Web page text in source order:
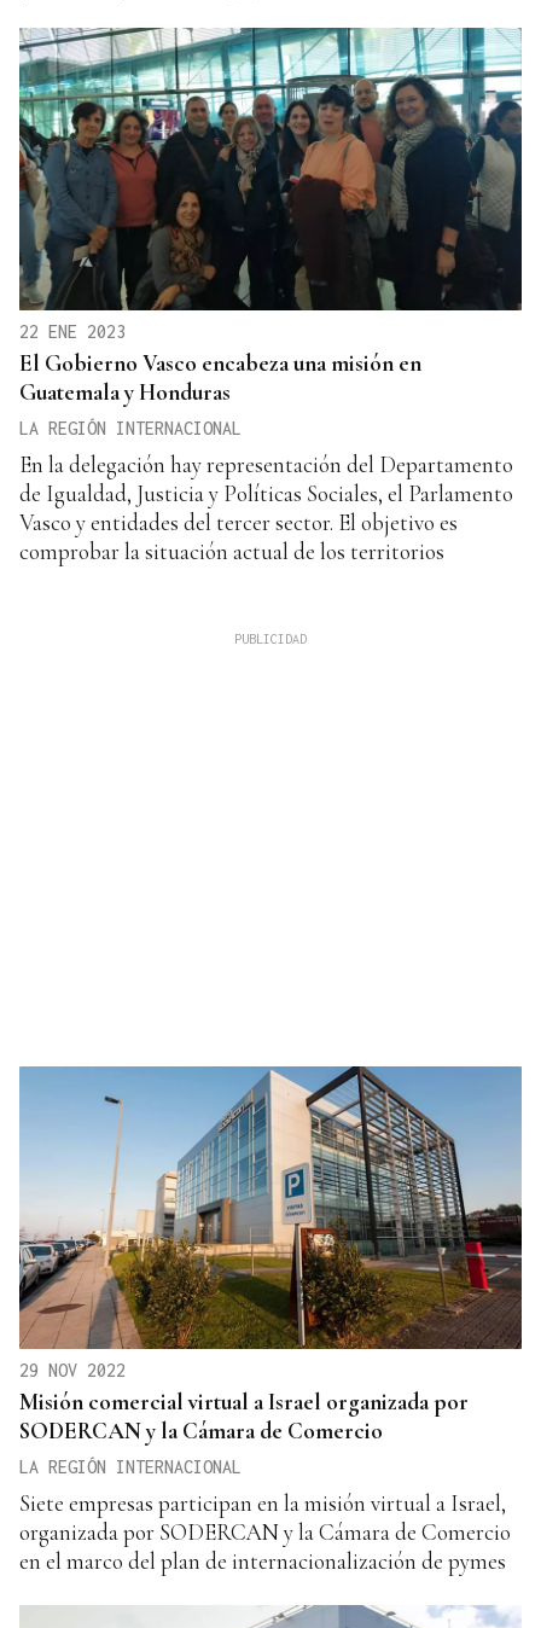
22 ENE 2023
El Gobierno Vasco encabeza una misión en
Guatemala y Honduras
LA REGIÓN INTERNACIONAL
En la delegación hay representación del Departamento
de Igualdad, Justicia y Políticas Sociales, el Parlamento
Vasco y entidades del tercer sector. El objetivo es
comprobar la situación actual de los territorios
29 NOV 2022
Misión comercial virtual a Israel organizada por
SODERCAN y la Cámara de Comercio
LA REGIÓN INTERNACIONAL
Siete empresas participan en la misión virtual a Israel,
organizada por SODERCAN y la Cámara de Comercio
en el marco del plan de internacionalización de pymes